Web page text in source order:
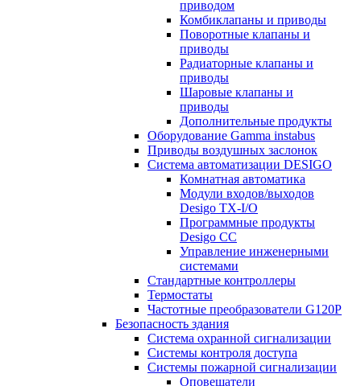
приводом
Комбиклапаны и приводы
Поворотные клапаны и
приводы
Радиаторные клапаны и
приводы
Шаровые клапаны и
приводы
Дополнительные продукты
Оборудование Gamma instabus
Приводы воздушных заслонок
Система автоматизации DESIGO
Комнатная автоматика
Модули входов/выходов
Desigo TX-I/O
Программные продукты
Desigo CC
Управление инженерными
системами
Стандартные контроллеры
Термостаты
Частотные преобразователи G120P
Безопасность здания
Система охранной сигнализации
Системы контроля доступа
Системы пожарной сигнализации
Оповещатели